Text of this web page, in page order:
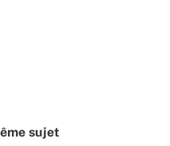
sujet